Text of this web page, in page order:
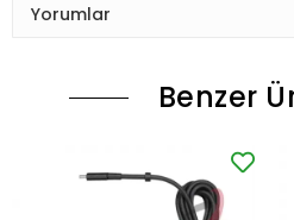
Yorumlar
Benzer